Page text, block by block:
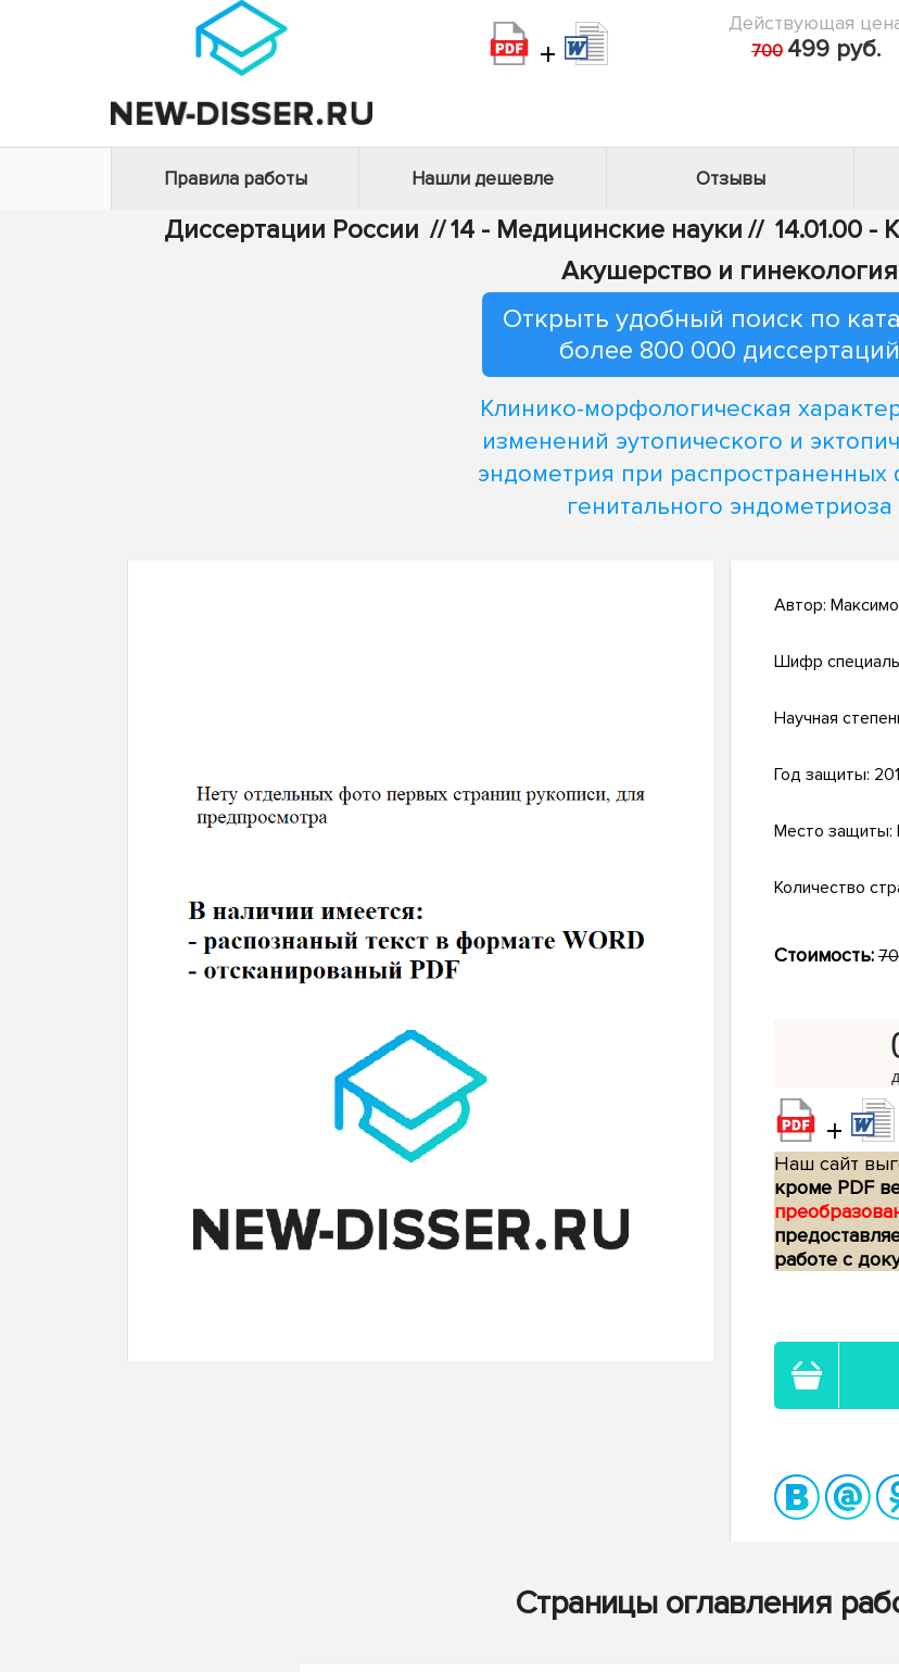
+
Действующая
700 499 руб.
Правила работы Нашли дешевле Отзывы
Диссертации России //14 - Медицинские науки // 14.01.00 -
Акушерство и гинекология
Открыть удобный поиск по
более 800 000 диссертаций
Клинико-морфологическая
изменений эутопического и
эндометрия при
генитального эндометриоза
Автор:
Шифр
Научная
Год защиты:
Место защиты:
Количество
Стоимость:
+
Наш сайт
кроме PDF
работе с
Страницы оглавления